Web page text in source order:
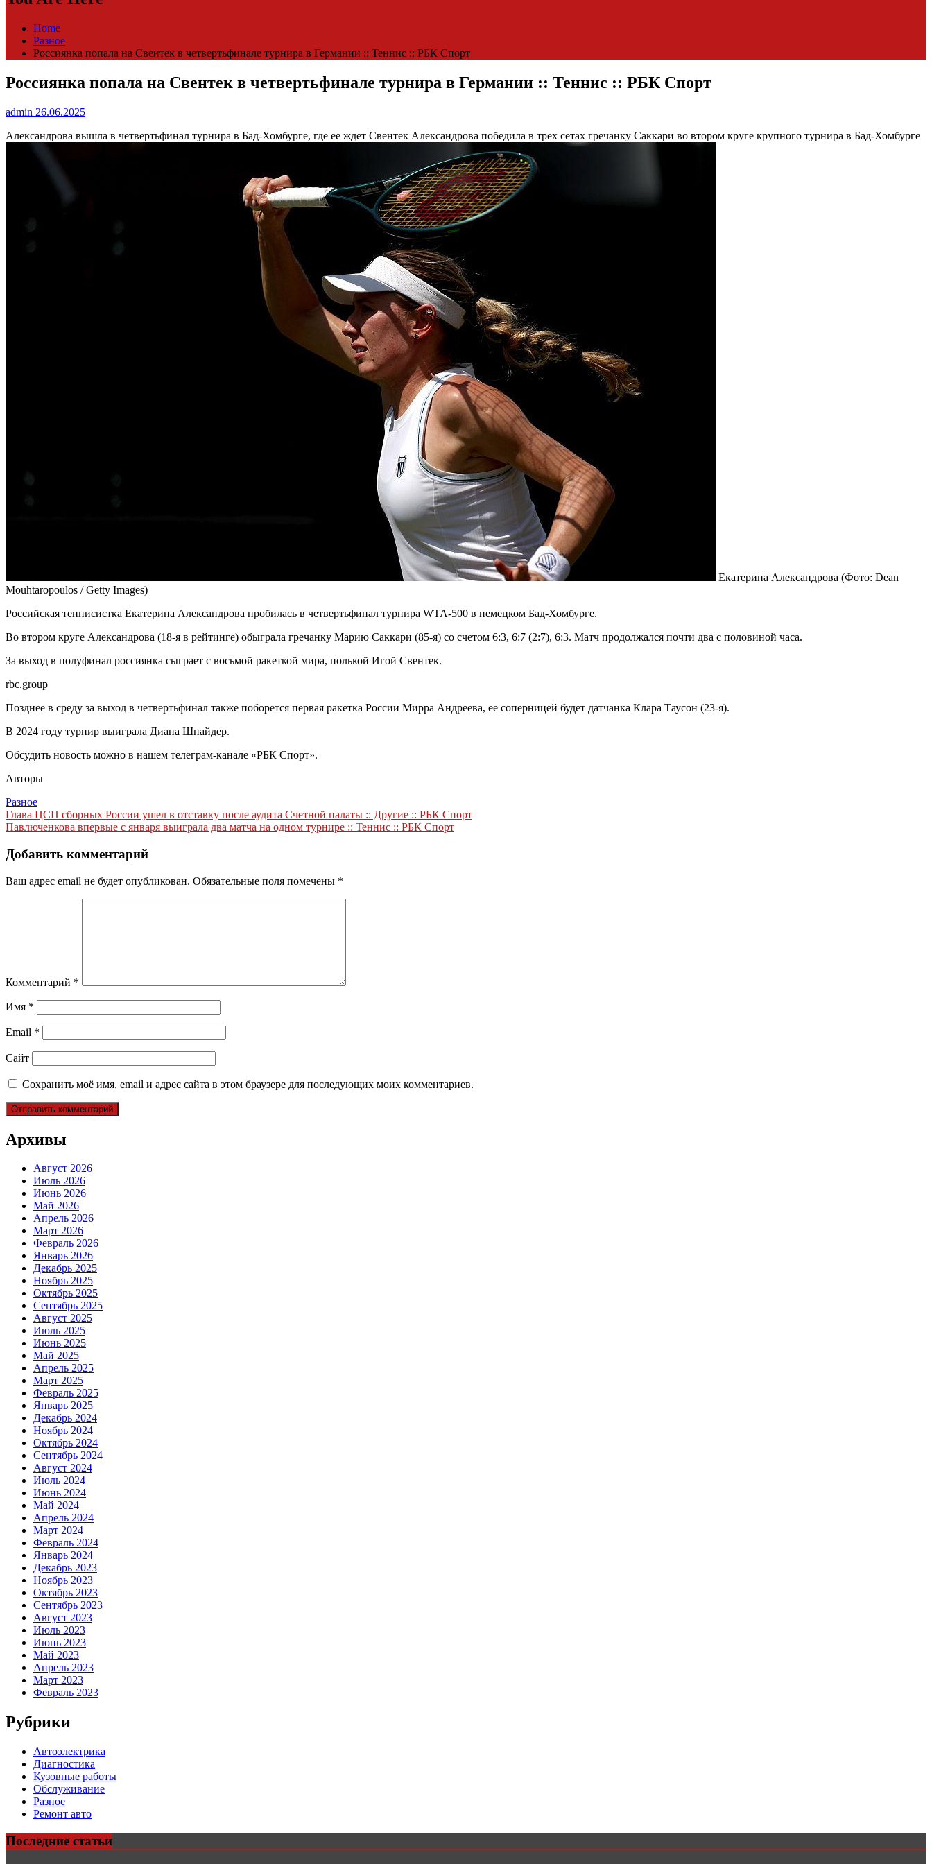
Home
Разное
Россиянка попала на Свентек в четвертьфинале турнира в Германии :: Теннис :: РБК Спорт
Россиянка попала на Свентек в четвертьфинале турнира в Германии :: Теннис :: РБК Спорт
admin 26.06.2025
Александрова вышла в четвертьфинал турнира в Бад-Хомбурге, где ее ждет Свентек Александрова победила в трех сетах гречанку Саккари во втором круге крупного турнира в Бад-Хомбурге
Екатерина Александрова (Фото: Dean
Mouhtaropoulos / Getty Images)
Российская теннисистка Екатерина Александрова пробилась в четвертьфинал турнира WTA-500 в немецком Бад-Хомбурге.
Во втором круге Александрова (18-я в рейтинге) обыграла гречанку Марию Саккари (85-я) со счетом 6:3, 6:7 (2:7), 6:3. Матч продолжался почти два с половиной часа.
За выход в полуфинал россиянка сыграет с восьмой ракеткой мира, полькой Игой Свентек.
rbc.group
Позднее в среду за выход в четвертьфинал также поборется первая ракетка России Мирра Андреева, ее соперницей будет датчанка Клара Таусон (23-я).
В 2024 году турнир выиграла Диана Шнайдер.
Обсудить новость можно в нашем телеграм-канале «РБК Спорт».
Авторы
Разное
Навигация
по
записям
Глава ЦСП сборных России ушел в отставку после аудита Счетной палаты :: Другие :: РБК Спорт
Павлюченкова впервые с января выиграла два матча на одном турнире :: Теннис :: РБК Спорт
Добавить комментарий
Ваш адрес email не будет опубликован. Обязательные поля помечены *
Комментарий *
Имя *
Email *
Сайт
Сохранить моё имя, email и адрес сайта в этом браузере для последующих моих комментариев.
Архивы
Август 2026
Июль 2026
Июнь 2026
Май 2026
Апрель 2026
Март 2026
Февраль 2026
Январь 2026
Декабрь 2025
Ноябрь 2025
Октябрь 2025
Сентябрь 2025
Август 2025
Июль 2025
Июнь 2025
Май 2025
Апрель 2025
Март 2025
Февраль 2025
Январь 2025
Декабрь 2024
Ноябрь 2024
Октябрь 2024
Сентябрь 2024
Август 2024
Июль 2024
Июнь 2024
Май 2024
Апрель 2024
Март 2024
Февраль 2024
Январь 2024
Декабрь 2023
Ноябрь 2023
Октябрь 2023
Сентябрь 2023
Август 2023
Июль 2023
Июнь 2023
Май 2023
Апрель 2023
Март 2023
Февраль 2023
Рубрики
Автоэлектрика
Диагностика
Кузовные работы
Обслуживание
Разное
Ремонт авто
Последние статьи